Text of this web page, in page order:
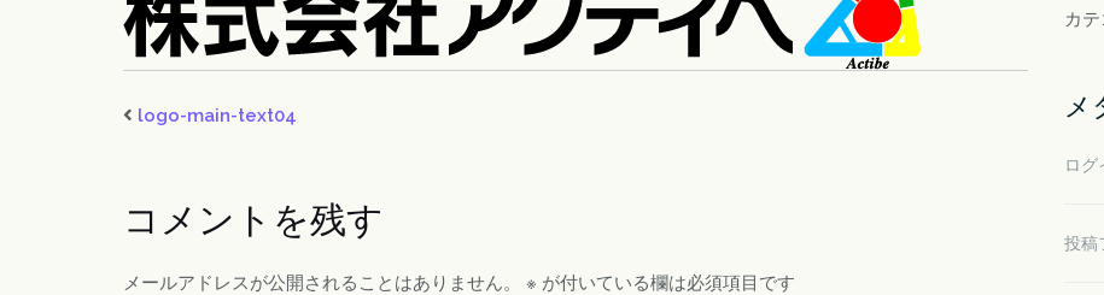
logo-main-text04
コメントを残す
メールアドレスが公開されることはありません。 ※ が付いている欄は必須項目です
カ
メ
ログ
投稿